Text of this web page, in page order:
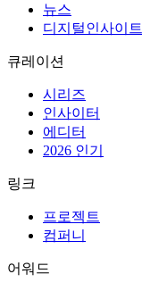
뉴스
디지털인사이트
큐레이션
시리즈
인사이터
에디터
2026 인기
링크
프로젝트
컴퍼니
어워드